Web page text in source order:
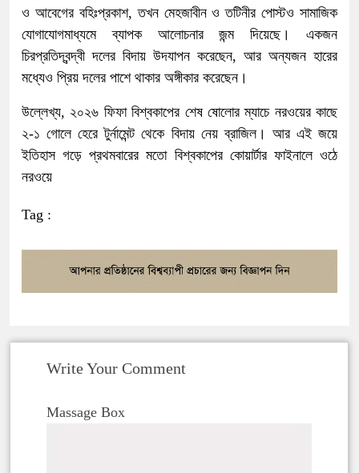
ও আবেগের বহিঃপ্রকাশ, তখন মেহজাবীন ও তটিনীর পোস্টও সামাজিক
যোগাযোগমাধ্যমে ব্যাপক আলোচনার জন্ম দিয়েছে। একজন
চিরপ্রতিদ্বন্দ্বী দলের বিদায় উদযাপন করেছেন, আর অন্যজন হারের
মধ্যেও প্রিয় দলের পাশে থাকার অঙ্গীকার করেছেন।
উল্লেখ্য, ২০২৬ ফিফা বিশ্বকাপের শেষ ষোলোর ম্যাচে নরওয়ের কাছে
২-১ গোলে হেরে টুর্নামেন্ট থেকে বিদায় নেয় ব্রাজিল। আর এই জয়ে
ইতিহাস গড়ে প্রথমবারের মতো বিশ্বকাপের কোয়ার্টার ফাইনালে ওঠে
নরওয়ে
Tag :
Write Your Comment
Massage Box